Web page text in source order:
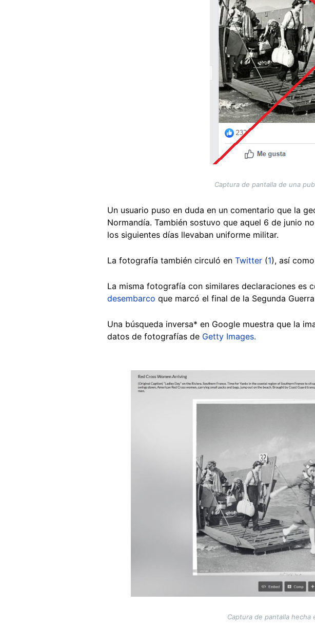
Captura de pantalla de una
Un usuario puso en duda en un comentario que la
Normandía. También sostuvo que aquel 6 de junio
los siguientes días llevaban uniforme militar.
La fotografía también circuló en Twitter (1), así
La misma fotografía con similares declaraciones es
desembarco que marcó el final de la Segunda
Una búsqueda inversa* en Google muestra que la
datos de fotografías de Getty Images.
Captura de pantalla